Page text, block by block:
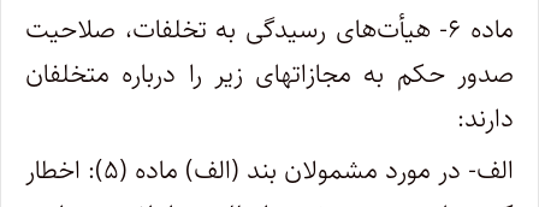
ماده ۶- هیأت‌های رسیدگی به تخلفات، صلاحیت
صدور حکم به مجازاتهای زیر را درباره متخلفان
دارند:
الف- در مورد مشمولان بند (الف) ماده (۵): اخطار